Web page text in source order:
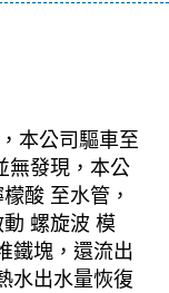
本公司驅車至
無發現，本公
酸 至水管，
螺旋波 模
鐵塊，還流出
水出水量恢復